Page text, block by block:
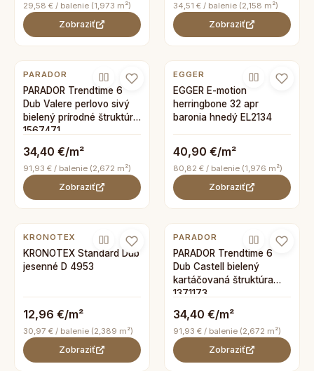
29,58 € / balenie (1,973 m²)
Zobraziť
34,51 € / balenie (2,158 m²)
Zobraziť
PARADOR
PARADOR Trendtime 6
Dub Valere perlovo sivý
bielený prírodné štruktúra
1567471
34,40 €/m²
91,93 € / balenie (2,672 m²)
Zobraziť
EGGER
EGGER E-motion
herringbone 32 apr
baronia hnedý EL2134
40,90 €/m²
80,82 € / balenie (1,976 m²)
Zobraziť
KRONOTEX
KRONOTEX Standard Dub
jesenné D 4953
12,96 €/m²
30,97 € / balenie (2,389 m²)
Zobraziť
PARADOR
PARADOR Trendtime 6
Dub Castell bielený
kartáčovaná štruktúra
1371173
34,40 €/m²
91,93 € / balenie (2,672 m²)
Zobraziť